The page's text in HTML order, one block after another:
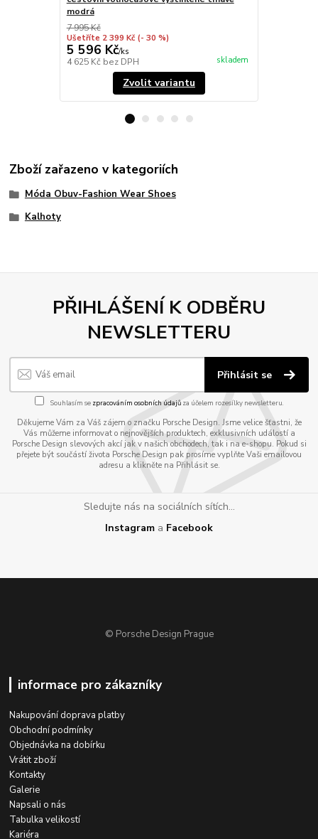
modrá
7 995 Kč
Ušetříte 2 399 Kč (- 30 %)
5 596 Kč/ks
4 625 Kč bez DPH skladem
Zvolit variantu
Zboží zařazeno v kategoriích
Móda Obuv-Fashion Wear Shoes
Kalhoty
PŘIHLÁŠENÍ K ODBĚRU
NEWSLETTERU
Přihlásit se
Souhlasím se zpracováním osobních údajůza účelem rozesílky newsletteru.
Děkujeme Vám za Váš zájem o značku Porsche Design. Jsme velice šťastni, že
Vás můžeme informovat o nejnovějších produktech, exklusivních událostí a
Porsche Design slevových akcí jak v našich obchodech, tak i na e-shopu. Pokud si
přejete být součástí života Porsche Design pak prosíme vyplňte Vaši emailovou
adresu a klikněte na Přihlásit se.
Sledujte nás na sociálních sítích...
Instagram a Facebook
© Porsche Design Prague
informace pro zákazníky
Nakupování doprava platby
Obchodní podmínky
Objednávka na dobírku
Vrátit zboží
Kontakty
Galerie
Napsali o nás
Tabulka velikostí
Kariéra